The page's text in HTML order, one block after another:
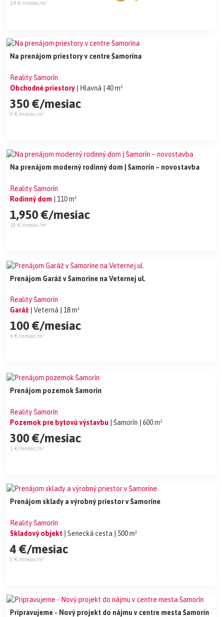
14 €/mesiac/m²
Na prenájom priestory v centre Šamorína
Reality Šamorín
Obchodné priestory
| Hlavná | 40 m²
350 €/mesiac
9 €/mesiac/m²
Na prenájom moderný rodinný dom | Šamorín – novostavba
Reality Šamorín
Rodinný dom
| 110 m²
1,950 €/mesiac
18 €/mesiac/m²
Prenájom Garáž v Šamoríne na Veternej ul.
Reality Šamorín
Garáž
| Veterná | 18 m²
100 €/mesiac
6 €/mesiac/m²
Prenájom pozemok Šamorín
Reality Šamorín
Pozemok pre bytovú výstavbu
| Šamorín | 600 m²
300 €/mesiac
1 €/mesiac/m²
Prenájom sklady a výrobný priestor v Šamoríne
Reality Šamorín
Skladový objekt
| Senecká cesta | 500 m²
4 €/mesiac
0 €/mesiac/m²
Pripravujeme - Nový projekt do nájmu v centre mesta Šamorín